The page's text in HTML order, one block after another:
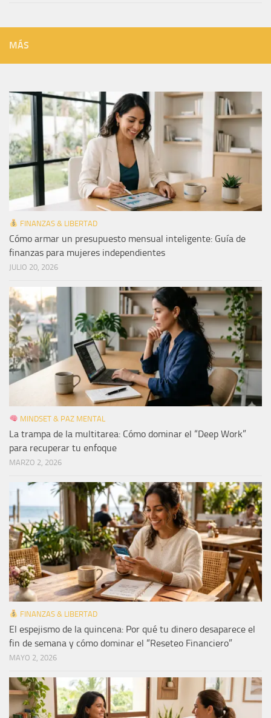
MÁS
FINANZAS & LIBERTAD
Cómo armar un presupuesto mensual inteligente: Guía de
finanzas para mujeres independientes
JULIO 20, 2026
MINDSET & PAZ MENTAL
La trampa de la multitarea: Cómo dominar el “Deep Work”
para recuperar tu enfoque
MARZO 2, 2026
FINANZAS & LIBERTAD
El espejismo de la quincena: Por qué tu dinero desaparece el
fin de semana y cómo dominar el “Reseteo Financiero”
MAYO 2, 2026